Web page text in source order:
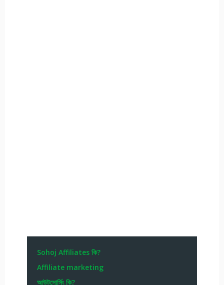
Sohoj Affiliates কি?
Affiliate marketing
আউটসোর্সিং কি?